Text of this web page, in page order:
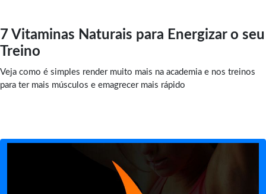
7 Vitaminas Naturais para Energizar o seu
Treino
Veja como é simples render muito mais na academia e nos treinos
para ter mais músculos e emagrecer mais rápido